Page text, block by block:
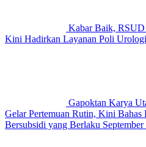
Kabar Baik,
Kini Hadirkan Layanan Poli Urologi
Gapoktan Karya
Gelar Pertemuan Rutin, Kini Bahas
Bersubsidi yang Berlaku September